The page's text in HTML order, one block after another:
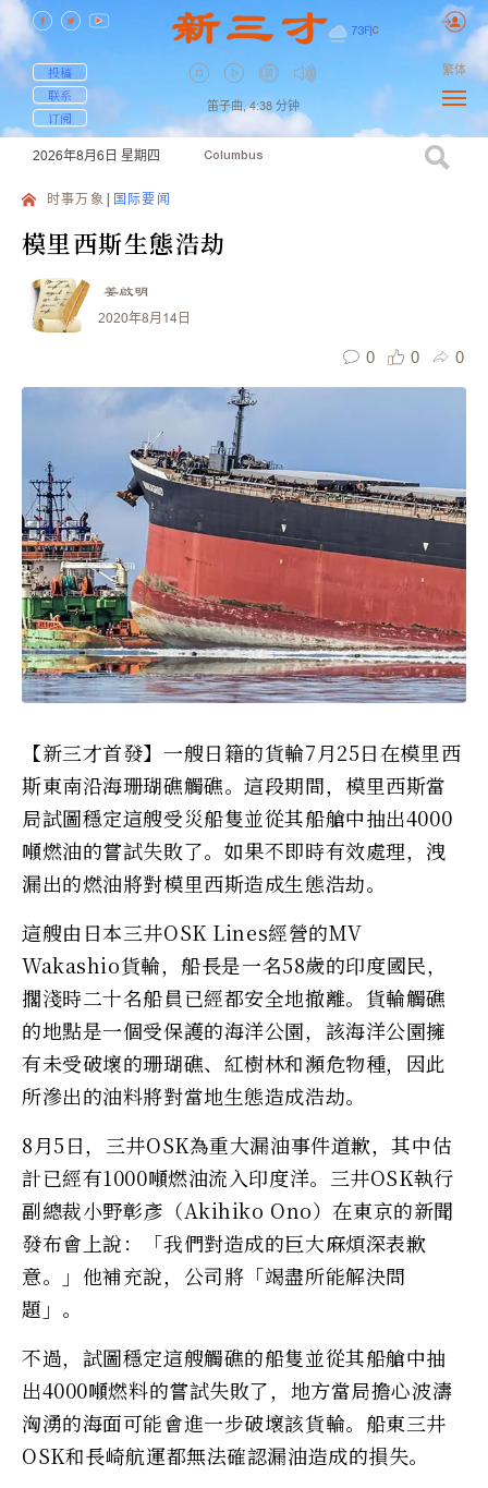
73F| C
投稿
联系
订阅
笛子曲, 4:38 分钟
繁体
2026年8月6日 星期四 Columbus
时事万象 国际要闻
模里西斯生態浩劫
姜啟明
2020年8月14日
0 0 0
【新三才首發】一艘日籍的貨輪7月25日在模里西
斯東南沿海珊瑚礁觸礁。這段期間，模里西斯當
局試圖穩定這艘受災船隻並從其船艙中抽出4000
噸燃油的嘗試失敗了。如果不即時有效處理，洩
漏出的燃油將對模里西斯造成生態浩劫。
這艘由日本三井OSK Lines經營的MV
Wakashio貨輪，船長是一名58歲的印度國民，
擱淺時二十名船員已經都安全地撤離。貨輪觸礁
的地點是一個受保護的海洋公園，該海洋公園擁
有未受破壞的珊瑚礁、紅樹林和瀕危物種，因此
所滲出的油料將對當地生態造成浩劫。
8月5日，三井OSK為重大漏油事件道歉，其中估
計已經有1000噸燃油流入印度洋。三井OSK執行
副總裁小野彰彥（Akihiko Ono）在東京的新聞
發布會上說：「我們對造成的巨大麻煩深表歉
意。」他補充說，公司將「竭盡所能解決問
題」。
不過，試圖穩定這艘觸礁的船隻並從其船艙中抽
出4000噸燃料的嘗試失敗了，地方當局擔心波濤
洶湧的海面可能會進一步破壞該貨輪。船東三井
OSK和長崎航運都無法確認漏油造成的損失。